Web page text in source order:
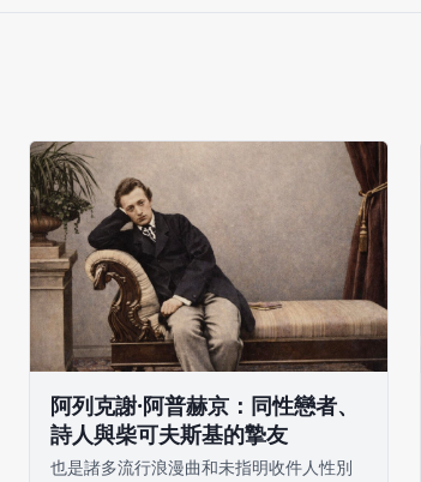
阿列克謝·阿普赫京：同性戀者、
詩人與柴可夫斯基的摯友
也是諸多流行浪漫曲和未指明收件人性別